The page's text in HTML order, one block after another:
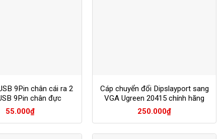
9Pin chân cái ra 2
9Pin chân đực
55.000₫
Cáp chuyển đổi Dipslayport sang
VGA Ugreen 20415 chính hãng
250.000₫